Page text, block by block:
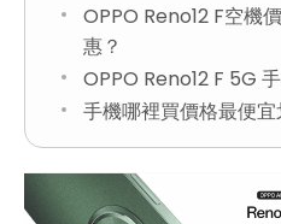
OPPO Reno12 F空機
惠？
OPPO Reno12 F 5G
手機哪裡買價格最便